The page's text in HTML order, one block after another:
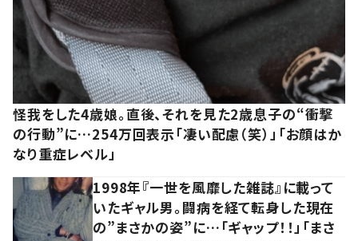
怪我をした4歳娘。直後、それを見た2歳息子の“衝撃
の行動”に…254万回表示「凄い配慮（笑）」「お顔はか
なり重症レベル」
1998年『一世を風靡した雑誌』に載って
いたギャル男。闘病を経て転身した現在
の”まさかの姿”に…「ギャップ！！」「まさ